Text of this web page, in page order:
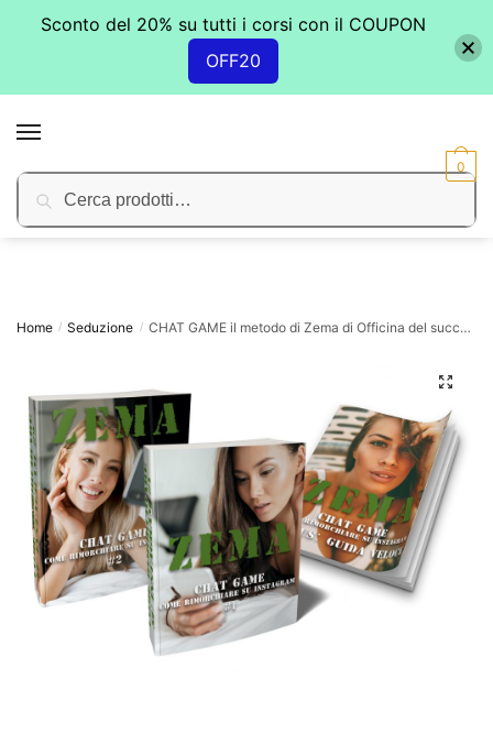
Cerca:Cerca
0
Home / Seduzione / CHAT GAME il metodo di Zema di Officina del successo
Sconto del 20% su tutti i corsi con il COUPON
OFF20